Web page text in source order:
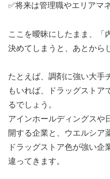
✅将来は管理職やエリアマ
ここを曖昧にしたまま、「
決めてしまうと、あとから
たとえば、調剤に強い大手
もいれば、ドラッグストア
るでしょう。
アインホールディングスや
開する企業と、ウエルシア
ドラッグストア色が強い企
違ってきます。